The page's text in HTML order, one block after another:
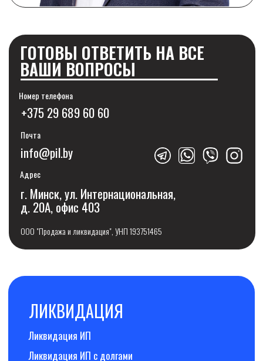
Консультация по банкротству
Упрощенное банкротство
Банкротство с ипотекой
Банкротство с долгами
Сопровождение банкротства
Банкротство филиала
Банкротство СП
Банкротство ОДО
Банкротство ЧТУП
Банкротство ЧУП
Банкротство ОАО
Банкротство ЗАО
Банкротство АО
Банкротство ООО